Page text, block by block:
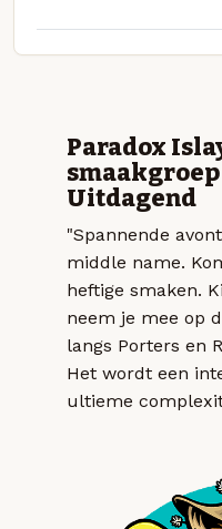
Paradox
Uitdagend
"Spannende
middle name.
heftige smaken.
neem je mee op
langs Porters en
Het wordt een
ultieme